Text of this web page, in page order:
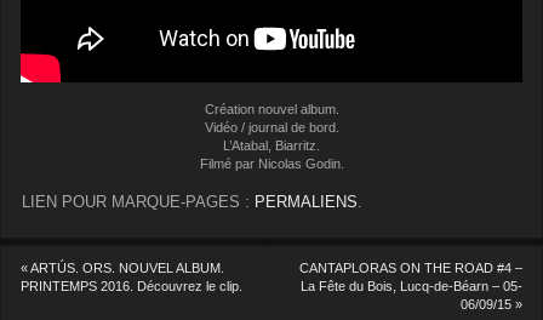
Création nouvel album.
Vidéo / journal de bord.
L’Atabal, Biarritz.
Filmé par Nicolas Godin.
LIEN POUR MARQUE-PAGES : PERMALIENS
«ARTÚS. ORS. NOUVEL ALBUM.
PRINTEMPS 2016. Découvrez le clip.
CANTAPLORAS ON THE ROAD #4 –
La Fête du Bois, Lucq-de-Béarn – 05-
06/09/15 »